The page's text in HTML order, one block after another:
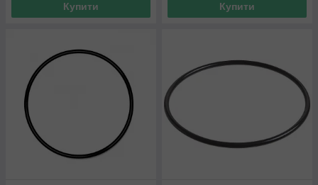
Купити Купити